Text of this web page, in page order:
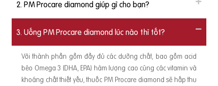
2. PM Procare diamond giúp gì cho bạn?
3. Uống PM Procare diamond lúc nào thì tốt?
Với thành phần gồm đầy đủ các dưỡng chất, bao gồm acid
béo Omega 3 (DHA, EPA) hàm lượng cao cùng các vitamin và
khoáng chất thiết yếu, thuốc PM Procare diamond sẽ hấp thu